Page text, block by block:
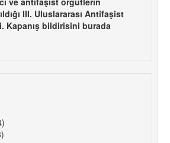
III. Uluslararası Antifaşist
Kapanış bildirisini burada